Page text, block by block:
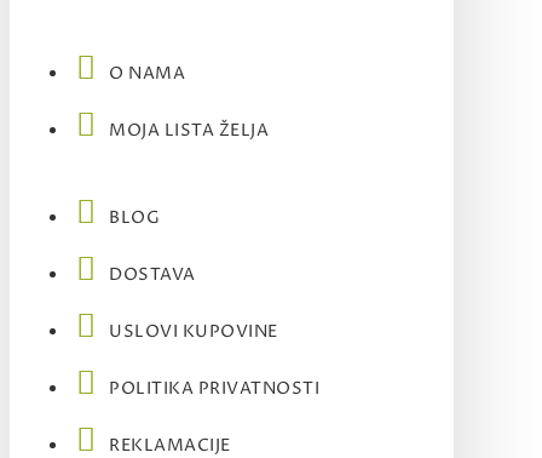
O NAMA
MOJA LISTA ŽELJA
BLOG
DOSTAVA
USLOVI KUPOVINE
POLITIKA PRIVATNOSTI
REKLAMACIJE